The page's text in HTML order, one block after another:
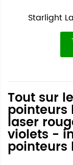
Starlight
Tout sur
pointeurs
laser
violets -
pointeurs